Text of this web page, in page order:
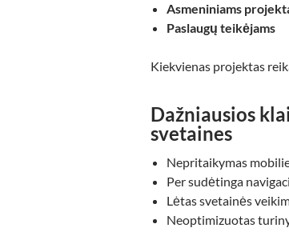
Asmeniniams
Paslaugų teikėjams
Kiekvienas projektas
Dažniausios
svetaines
Nepritaikymas
Per sudėtinga
Lėtas svetainės
Neoptimizuotas